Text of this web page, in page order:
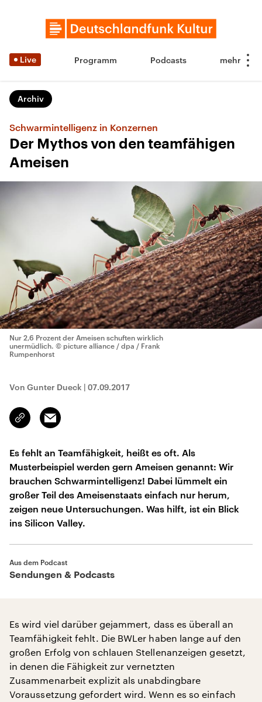
Live Programm Podcasts
Archiv
Schwarmintelligenz in Konzernen
Der Mythos von den teamfähigen
Ameisen
Nur 2,6 Prozent der Ameisen schuften wirklich
unermüdlich. © picture alliance / dpa / Frank
Rumpenhorst
Von Gunter Dueck | 07.09.2017
Link
kopieren/teilen
Email
Es fehlt an Teamfähigkeit, heißt es oft. Als
Musterbeispiel werden gern Ameisen genannt: Wir
brauchen Schwarmintelligenz! Dabei lümmelt ein
großer Teil des Ameisenstaats einfach nur herum,
zeigen neue Untersuchungen. Was hilft, ist ein Blick
ins Silicon Valley.
Aus dem Podcast
Sendungen & Podcasts
Es wird viel darüber gejammert, dass es überall an
Teamfähigkeit fehlt. Die BWLer haben lange auf den
großen Erfolg von schlauen Stellenanzeigen gesetzt,
in denen die Fähigkeit zur vernetzten
Zusammenarbeit explizit als unabdingbare
Voraussetzung gefordert wird. Wenn es so einfach